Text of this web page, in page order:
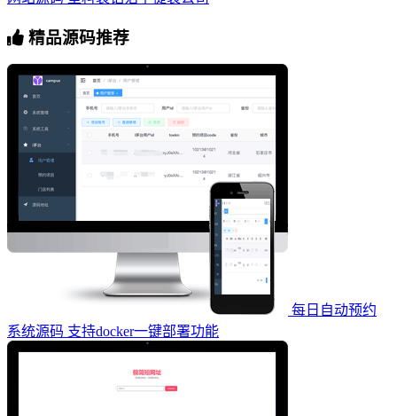
精品源码推荐
每日自动预约
系统源码 支持docker一键部署功能